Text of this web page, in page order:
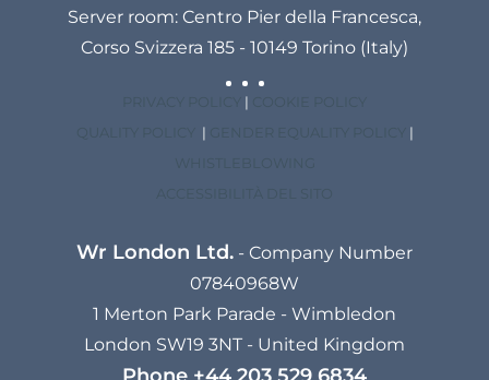
Server room: Centro Pier della Francesca,
Corso Svizzera 185 - 10149 Torino (Italy)
|
|
|
Wr London Ltd. - Company Number
07840968W
1 Merton Park Parade - Wimbledon
London SW19 3NT - United Kingdom
Phone +44 203 529 6834​